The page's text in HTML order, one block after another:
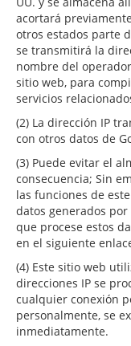
acortará
otros estados parte
se transmitirá la
nombre del
sitio web, para
servicios
(2) La dirección IP
con otros datos de
(3) Puede evitar el
consecuencia; Sin
las funciones de
datos generados
que procese estos
en el siguiente
(4) Este sitio web
direcciones IP se
cualquier conexión
personalmente, se
inmediatamente.